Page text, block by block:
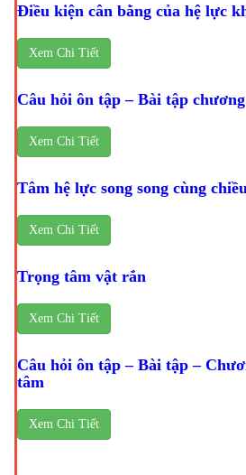
Điều kiện cân bằng của hệ lực
Xem Chi Tiết
Câu hỏi ôn tập – Bài tập
Xem Chi Tiết
Tâm hệ lực song song cùng chiều
Xem Chi Tiết
Trọng tâm vật rắn
Xem Chi Tiết
Câu hỏi ôn tập – Bài tập –
tâm
Xem Chi Tiết